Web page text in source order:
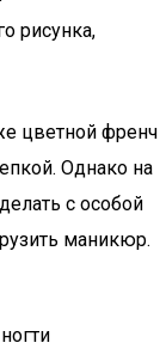
рисунка,
цветной френч
Однако на
с особой
маникюр.